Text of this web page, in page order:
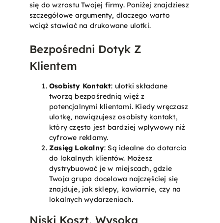
się do wzrostu Twojej firmy. Poniżej znajdziesz
szczegółowe argumenty, dlaczego warto
wciąż stawiać na drukowane ulotki.
Bezpośredni Dotyk Z
Klientem
Osobisty Kontakt: ulotki składane
tworzą bezpośrednią więź z
potencjalnymi klientami. Kiedy wręczasz
ulotkę, nawiązujesz osobisty kontakt,
który często jest bardziej wpływowy niż
cyfrowe reklamy.
Zasięg Lokalny: Są idealne do dotarcia
do lokalnych klientów. Możesz
dystrybuować je w miejscach, gdzie
Twoja grupa docelowa najczęściej się
znajduje, jak sklepy, kawiarnie, czy na
lokalnych wydarzeniach.
Niski Koszt, Wysoka